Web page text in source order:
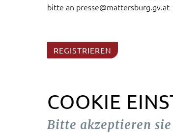
bitte an presse@mattersburg.gv.at
REGISTRIEREN
COOKIE
Bitte akzeptieren